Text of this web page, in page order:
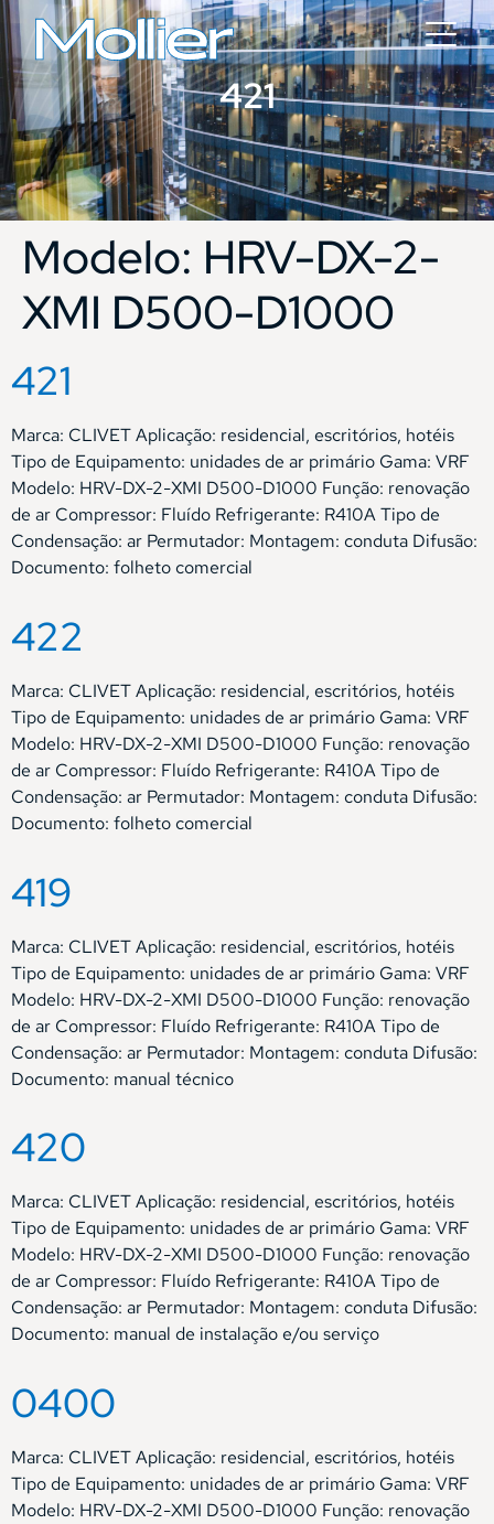
421
Modelo: HRV-DX-2-
XMI D500-D1000
421
Marca: CLIVET Aplicação: residencial, escritórios, hotéis
Tipo de Equipamento: unidades de ar primário Gama: VRF
Modelo: HRV-DX-2-XMI D500-D1000 Função: renovação
de ar Compressor: Fluído Refrigerante: R410A Tipo de
Condensação: ar Permutador: Montagem: conduta Difusão:
Documento: folheto comercial
422
Marca: CLIVET Aplicação: residencial, escritórios, hotéis
Tipo de Equipamento: unidades de ar primário Gama: VRF
Modelo: HRV-DX-2-XMI D500-D1000 Função: renovação
de ar Compressor: Fluído Refrigerante: R410A Tipo de
Condensação: ar Permutador: Montagem: conduta Difusão:
Documento: folheto comercial
419
Marca: CLIVET Aplicação: residencial, escritórios, hotéis
Tipo de Equipamento: unidades de ar primário Gama: VRF
Modelo: HRV-DX-2-XMI D500-D1000 Função: renovação
de ar Compressor: Fluído Refrigerante: R410A Tipo de
Condensação: ar Permutador: Montagem: conduta Difusão:
Documento: manual técnico
420
Marca: CLIVET Aplicação: residencial, escritórios, hotéis
Tipo de Equipamento: unidades de ar primário Gama: VRF
Modelo: HRV-DX-2-XMI D500-D1000 Função: renovação
de ar Compressor: Fluído Refrigerante: R410A Tipo de
Condensação: ar Permutador: Montagem: conduta Difusão:
Documento: manual de instalação e/ou serviço
0400
Marca: CLIVET Aplicação: residencial, escritórios, hotéis
Tipo de Equipamento: unidades de ar primário Gama: VRF
Modelo: HRV-DX-2-XMI D500-D1000 Função: renovação